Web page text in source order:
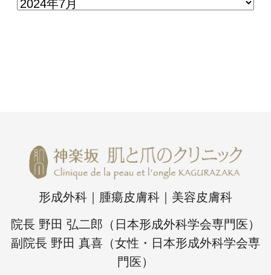
形成外科｜腫瘍皮膚科｜美容皮膚科
院長 野田 弘二郎（日本形成外科学会専門医）
副院長 野田 真喜（女性・日本形成外科学会専
門医）